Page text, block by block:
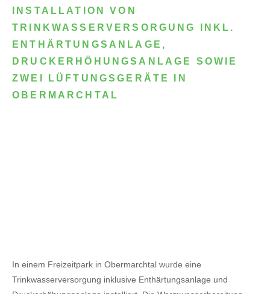
INSTALLATION VON
TRINKWASSERVERSORGUNG INKL.
ENTHÄRTUNGSANLAGE,
DRUCKERHÖHUNGSANLAGE SOWIE
ZWEI LÜFTUNGSGERÄTE IN
OBERMARCHTAL
In einem Freizeitpark in Obermarchtal wurde eine
Trinkwasserversorgung inklusive Enthärtungsanlage und